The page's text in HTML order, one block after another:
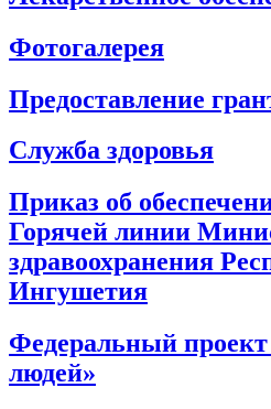
Фотогалерея
Предоставление
Служба здоровья
Приказ об
Горячей линии
здравоохранения
Ингушетия
Федеральный проект
людей»